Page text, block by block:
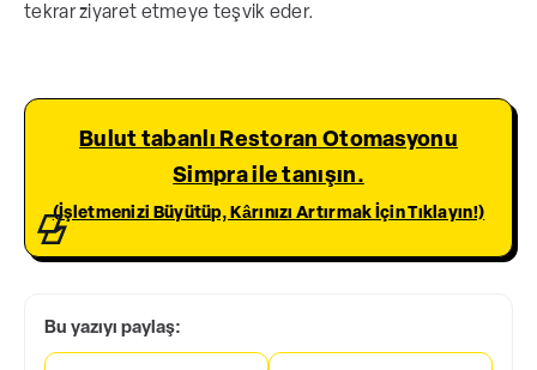
tekrar ziyaret etmeye teşvik eder.
Bulut tabanlı Restoran Otomasyonu
Simpra ile tanışın.
(İşletmenizi Büyütüp, Kârınızı Artırmak İçin Tıklayın!)
Bu yazıyı paylaş: